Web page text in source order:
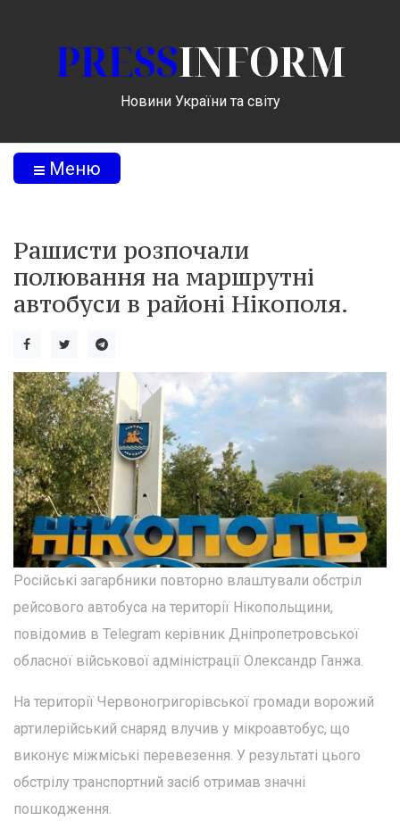
PRESSINFORM
Новини України та світу
Меню
Рашисти розпочали
полювання на маршрутні
автобуси в районі Нікополя.
Російські загарбники повторно влаштували обстріл
рейсового автобуса на території Нікопольщини,
повідомив в Telegram керівник Дніпропетровської
обласної військової адміністрації Олександр Ганжа.
На території Червоногригорівської громади ворожий
артилерійський снаряд влучив у мікроавтобус, що
виконує міжміські перевезення. У результаті цього
обстрілу транспортний засіб отримав значні
пошкодження.